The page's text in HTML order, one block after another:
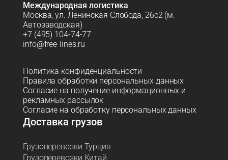
Международная логистика
Москва, ул. Ленинская Слобода, 26с2 (м.
Автозаводская)
+7 (495) 104-74-77
info@free-lines.ru
Политика конфиденциальности
Правила обработки персональных данных
Согласие на получение информационных и
рекламных рассылок
Согласие на обработку персональных данных
Доставка грузов
Грузоперевозки Турция
Грузоперевозки Китай